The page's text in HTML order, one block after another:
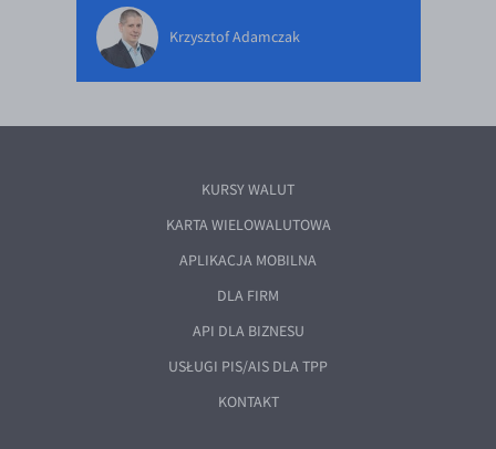
Krzysztof Adamczak
KURSY WALUT
KARTA WIELOWALUTOWA
APLIKACJA MOBILNA
DLA FIRM
API DLA BIZNESU
USŁUGI PIS/AIS DLA TPP
KONTAKT